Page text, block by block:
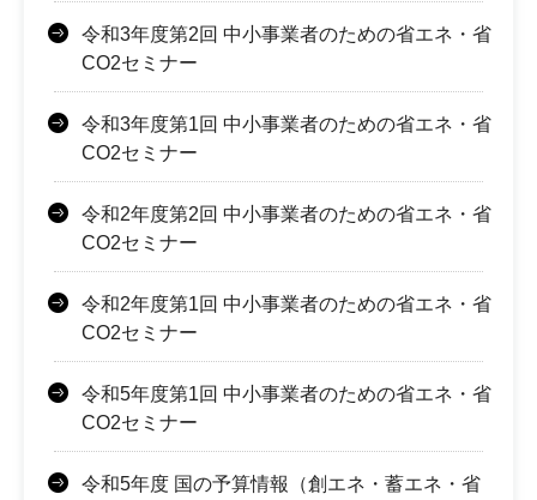
令和3年度第2回 中小事業者のための省エネ・省
CO2セミナー
令和3年度第1回 中小事業者のための省エネ・省
CO2セミナー
令和2年度第2回 中小事業者のための省エネ・省
CO2セミナー
令和2年度第1回 中小事業者のための省エネ・省
CO2セミナー
令和5年度第1回 中小事業者のための省エネ・省
CO2セミナー
令和5年度 国の予算情報（創エネ・蓄エネ・省